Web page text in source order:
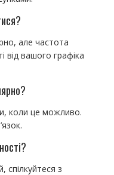
але частота
від вашого графіка
коли це можливо.
спілкуйтеся з